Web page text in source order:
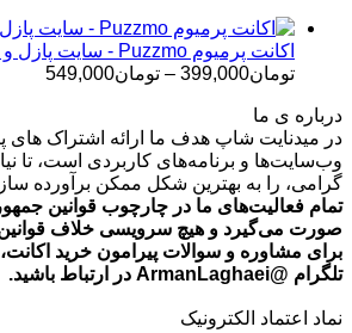
اکانت پرمیوم Puzzmo - سایت پازل و بازی های فکری
تومان399,000
– تومان549,000
تا
تومان549,000
درباره ی ما
در میدنایت شاپ هدف ما ارائه اشتراک های
وب‌سایت‌ها و برنامه‌های کاربردی است، تا
گرامی، را به بهترین شکل ممکن برآورده
تمام فعالیت‌های ما در چارچوب قوانین
صورت می‌گیرد و هیچ سرویسی خلاف
برای مشاوره و سوالات پیرامون خرید اکانت،
تلگرام @ArmanLaghaei در ارتباط باشید.
نماد اعتماد الکترونیک